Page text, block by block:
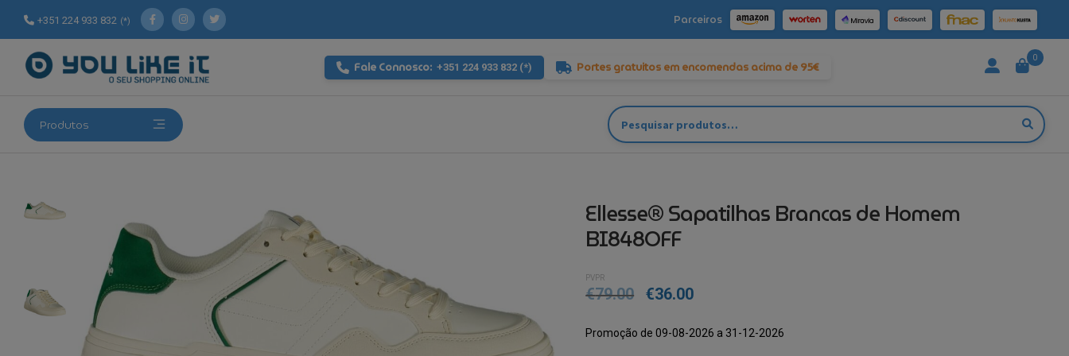
+351 224 933 832 (*) Parceiros
Fale Connosco: +351 224 933 832 (*) Portes gratuitos em encomendas acima de 95€
0
Produtos
Pesquisar
por:
Ellesse® Sapatilhas Brancas de Homem
BI848OFF
PVPR
€79.00 €36.00
Promoção de 09-08-2026 a 31-12-2026